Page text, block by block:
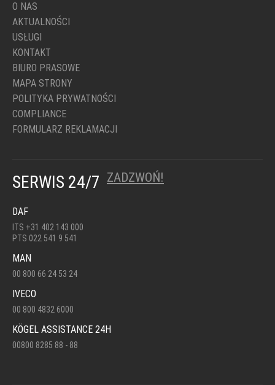
O NAS
AKTUALNOŚCI
USŁUGI
KONTAKT
BIURO PRASOWE
MAPA STRONY
POLITYKA PRYWATNOŚCI
COMPLIANCE
FORMULARZ REKLAMACJI
SERWIS 24/7 ZADZWOŃ!
DAF
ITS +31 402 143 000
PTS 022 541 9 541
MAN
00 800 66 24 53 24
IVECO
00 800 4832 6000
KÖGEL ASSISTANCE 24H
00800 8285 88 - 88